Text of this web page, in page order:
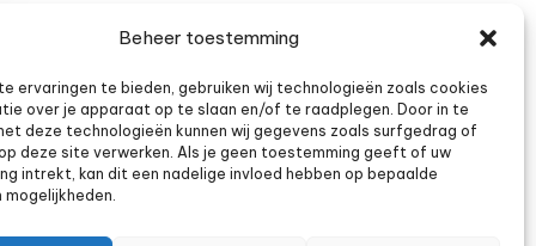
Beheer toestemming
ervaringen te bieden, gebruiken wij technologieën zoals cookies
over je apparaat op te slaan en/of te raadplegen. Door in te
deze technologieën kunnen wij gegevens zoals surfgedrag of
op deze site verwerken. Als je geen toestemming geeft of uw
intrekt, kan dit een nadelige invloed hebben op bepaalde